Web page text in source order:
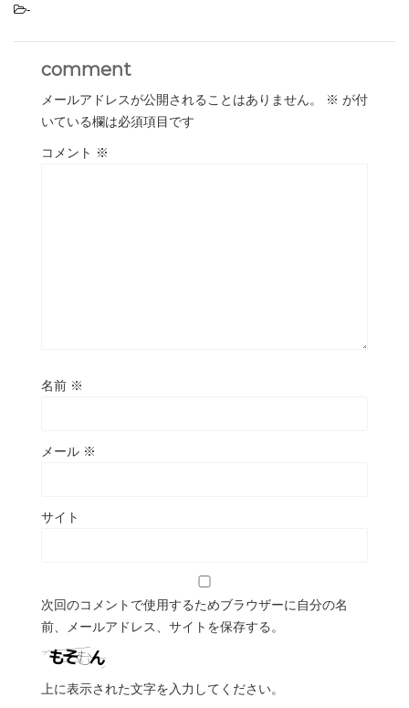
-
comment
メールアドレスが公開されることはありません。 ※ が付
いている欄は必須項目です
コメント ※
名前 ※
メール ※
サイト
次回のコメントで使用するためブラウザーに自分の名
前、メールアドレス、サイトを保存する。
上に表示された文字を入力してください。